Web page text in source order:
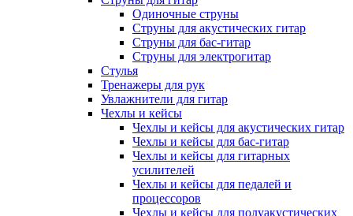
Одиночные струны
Струны для акустических гитар
Струны для бас-гитар
Струны для электрогитар
Стулья
Тренажеры для рук
Увлажнители для гитар
Чехлы и кейсы
Чехлы и кейсы для акустических гитар
Чехлы и кейсы для бас-гитар
Чехлы и кейсы для гитарных
усилителей
Чехлы и кейсы для педалей и
процессоров
Чехлы и кейсы для полуакустических